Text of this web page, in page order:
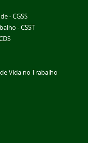
- CGSS
- CSST
Vida no Trabalho